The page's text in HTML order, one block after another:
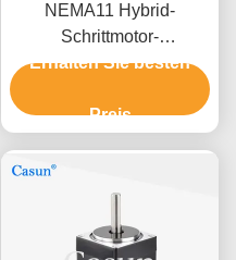
NEMA11 Hybrid-
Schrittmotor-
Haltemoment 60 mN.M
Schönheitsgeräte
Erhalten Sie besten
Preis